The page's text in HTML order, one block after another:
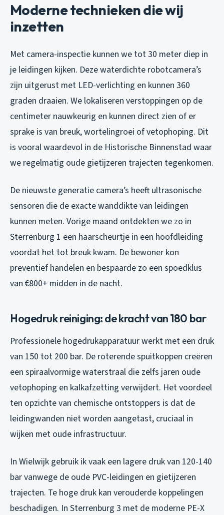
Moderne technieken die wij
inzetten
Met camera-inspectie kunnen we tot 30 meter diep in
je leidingen kijken. Deze waterdichte robotcamera’s
zijn uitgerust met LED-verlichting en kunnen 360
graden draaien. We lokaliseren verstoppingen op de
centimeter nauwkeurig en kunnen direct zien of er
sprake is van breuk, wortelingroei of vetophoping. Dit
is vooral waardevol in de Historische Binnenstad waar
we regelmatig oude gietijzeren trajecten tegenkomen.
De nieuwste generatie camera’s heeft ultrasonische
sensoren die de exacte wanddikte van leidingen
kunnen meten. Vorige maand ontdekten we zo in
Sterrenburg 1 een haarscheurtje in een hoofdleiding
voordat het tot breuk kwam. De bewoner kon
preventief handelen en bespaarde zo een spoedklus
van €800+ midden in de nacht.
Hogedruk reiniging: de kracht van 180 bar
Professionele hogedrukapparatuur werkt met een druk
van 150 tot 200 bar. De roterende spuitkoppen creëren
een spiraalvormige waterstraal die zelfs jaren oude
vetophoping en kalkafzetting verwijdert. Het voordeel
ten opzichte van chemische ontstoppers is dat de
leidingwanden niet worden aangetast, cruciaal in
wijken met oude infrastructuur.
In Wielwijk gebruik ik vaak een lagere druk van 120-140
bar vanwege de oude PVC-leidingen en gietijzeren
trajecten. Te hoge druk kan verouderde koppelingen
beschadigen. In Sterrenburg 3 met de moderne PE-X